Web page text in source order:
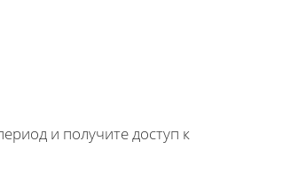
и получите доступ к